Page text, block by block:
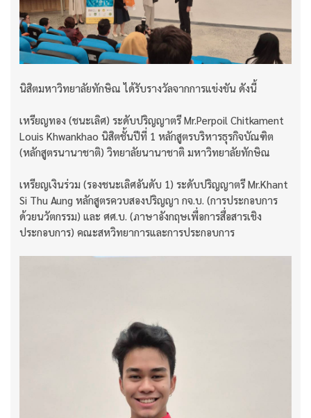
นิสิตมหาวิทยาลัยทักษิณ ได้รับรางวัลจากการแข่งขัน ดังนี้
เหรียญทอง (ชนะเลิศ) ระดับปริญญาตรี Mr.Perpoil Chitkament
Louis Khwankhao นิสิตชั้นปีที่ 1 หลักสูตรบริหารธุรกิจบัณฑิต
(หลักสูตรนานาชาติ) วิทยาลัยนานาชาติ มหาวิทยาลัยทักษิณ
เหรียญเงินร่วม (รองชนะเลิศอันดับ 1) ระดับปริญญาตรี Mr.Khant
Si Thu Aung หลักสูตรควบสองปริญญา กจ.บ. (การประกอบการ
ด้วยนวัตกรรม) และ ศศ.บ. (ภาษาอังกฤษเพื่อการสื่อสารเชิง
ประกอบการ) คณะสหวิทยาการและการประกอบการ